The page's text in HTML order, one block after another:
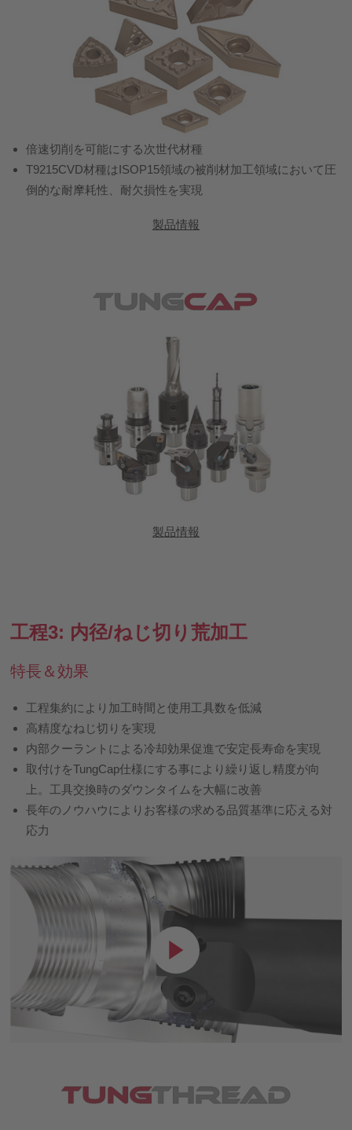
倍速切削を可能にする次世代材種
T9215CVD材種はISOP15領域の被削材加工領域において圧
倒的な耐摩耗性、耐欠損性を実現
製品情報
製品情報
工程3: 内径/ねじ切り荒加工
特長＆効果
工程集約により加工時間と使用工具数を低減
高精度なねじ切りを実現
内部クーラントによる冷却効果促進で安定長寿命を実現
取付けをTungCap仕様にする事により繰り返し精度が向
上。工具交換時のダウンタイムを大幅に改善
長年のノウハウによりお客様の求める品質基準に応える対
応力